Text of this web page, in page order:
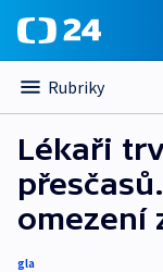
Rubriky
Lékaři
omezení
gla